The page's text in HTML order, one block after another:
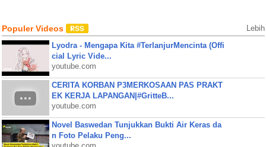
Populer Videos Lebih
Lyodra - Mengapa Kita #TerlanjurMencinta (Offi
cial Lyric Vide...
youtube.com
CERITA KORBAN P3MERKOSAAN PAS PRAKT
EK KERJA LAPANGAN|#GritteB...
youtube.com
Novel Baswedan Tunjukkan Bukti Air Keras da
n Foto Pelaku Peng...